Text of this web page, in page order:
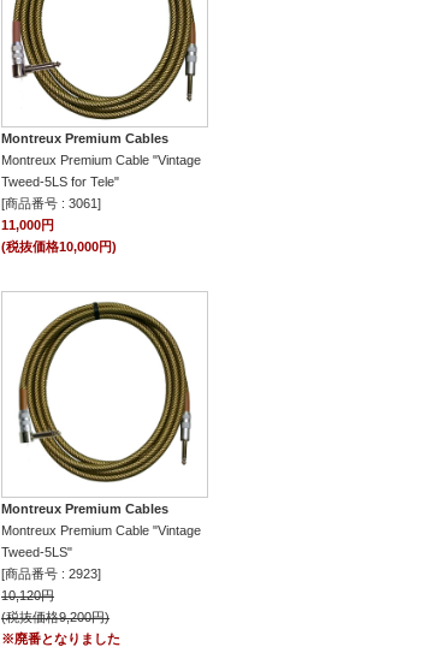
Montreux Premium Cables
Montreux Premium Cable "Vintage
Tweed-5LS for Tele"
[商品番号 : 3061]
11,000円
(税抜価格10,000円)
Montreux Premium Cables
Montreux Premium Cable "Vintage
Tweed-5LS"
[商品番号 : 2923]
10,120円
(税抜価格9,200円)
※廃番となりました